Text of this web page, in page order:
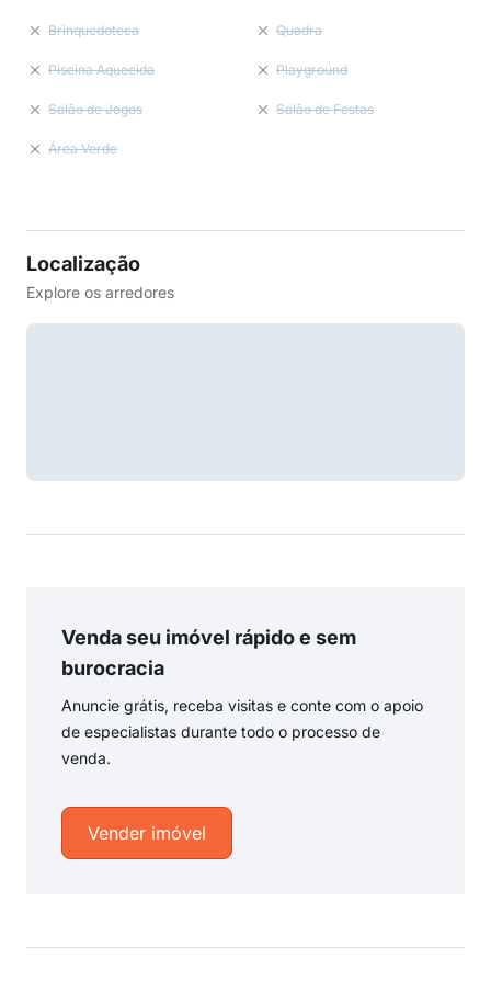
Brinquedoteca Quadra
Piscina Aquecida Playground
Salão de Jogos Salão de Festas
Área Verde
Localização
Explore os arredores
Venda seu imóvel rápido e sem
burocracia
Anuncie grátis, receba visitas e conte com o apoio
de especialistas durante todo o processo de
venda.
Vender imóvel